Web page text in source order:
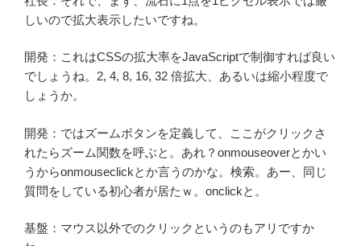
しいので拡大表示したいですね。
開発：これはCSSの拡大率をJavaScriptで制御すれば良い
でしょうね。2, 4, 8, 16, 32 倍拡大、あるいは縮小程度で
しょうか。
開発：ではズームボタンを定義して、ここがクリックさ
れたらズーム関数を呼ぶと。あれ？onmouseoverとかい
うからonmouseclickとか言うのかな。検索。あー、同じ
質問をしている初心者が居たｗ。onclickと。
基盤：マウス以外でのクリックというのもアリですか